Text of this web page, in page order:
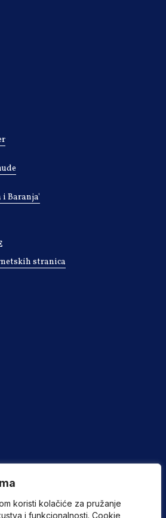
koristi kolačiće za pružanje
i funkcionalnosti. Cookie
i Baranja'
stranica